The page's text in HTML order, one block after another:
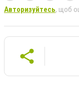
Авторизуйтесь, щоб